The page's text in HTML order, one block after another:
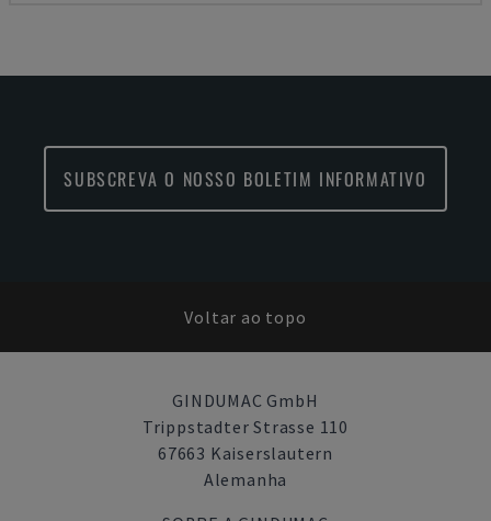
SUBSCREVA O NOSSO BOLETIM INFORMATIVO
Voltar ao topo
GINDUMAC GmbH
Trippstadter Strasse 110
67663 Kaiserslautern
Alemanha